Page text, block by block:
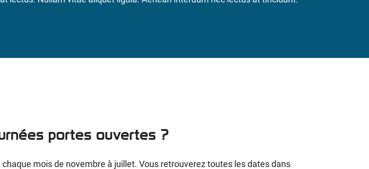
portes ouvertes ?
mois de novembre à juillet. Vous retrouverez toutes les dates dans